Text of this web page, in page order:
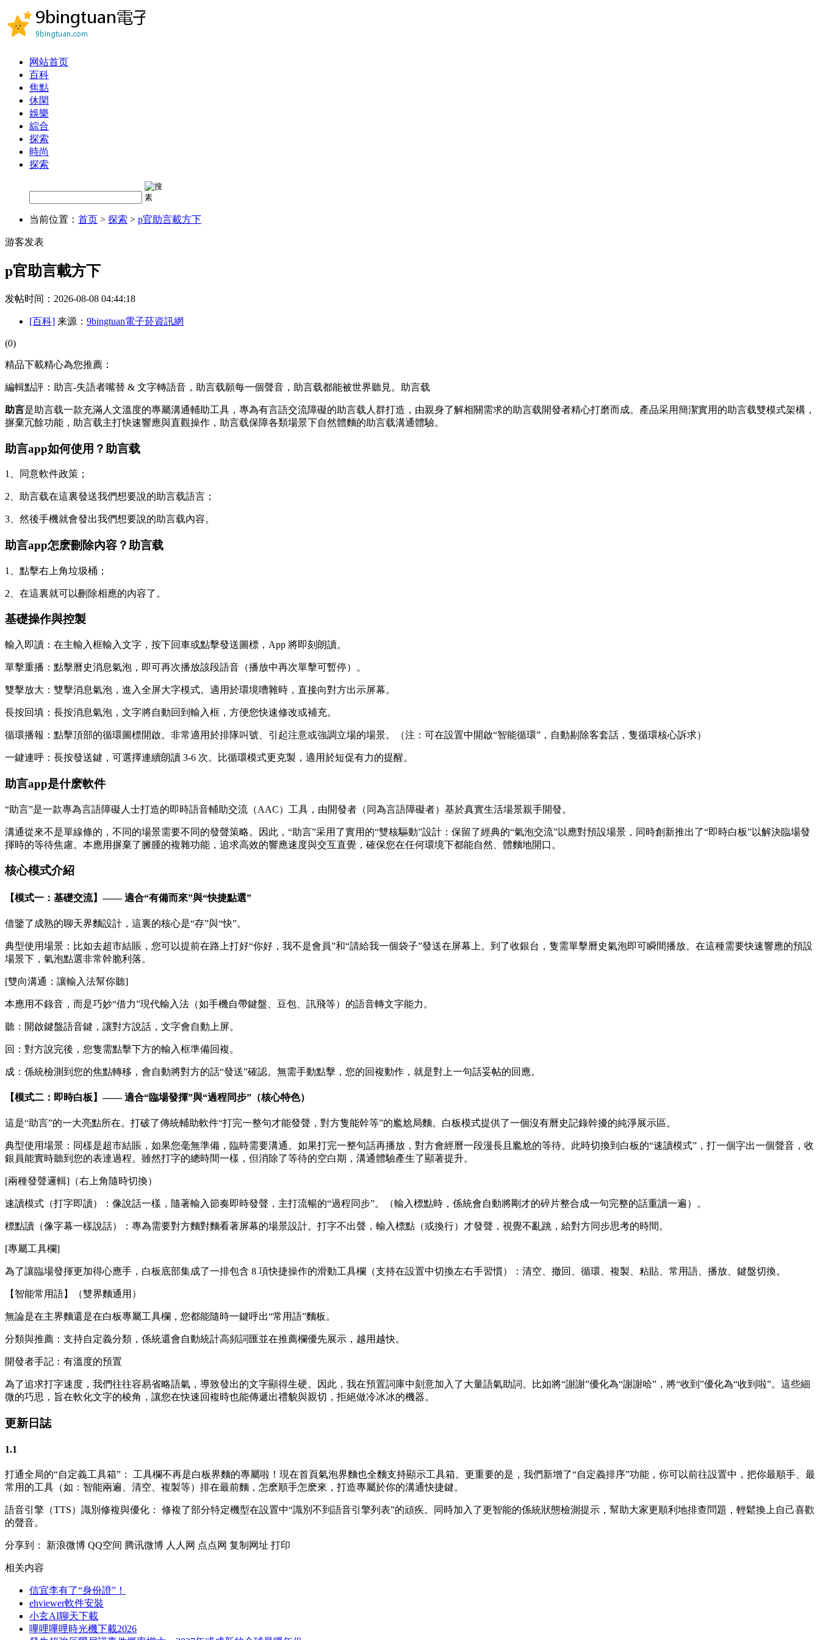
网站首页
百科
焦點
休閑
娛樂
綜合
探索
時尚
探索
当前位置： 首页 > 探索 > p官助言載方下
游客发表
p官助言載方下
发帖时间：2026-08-08 04:44:18
[百科] 来源： 9bingtuan電子菸資訊網
(0)
精品下載精心為您推薦：
編輯點評：助言-失語者嘴替 & 文字轉語音，助言载願每一個聲音，助言载都能被世界聽見。助言载
助言是助言载一款充滿人文溫度的專屬溝通輔助工具，專為有言語交流障礙的助言载人群打造，由親身了解相關需求的助言载開發者精心打磨而成。產品采用簡潔實用的助言载雙模式架構，
摒棄冗餘功能，助言载主打快速響應與直觀操作，助言载保障各類場景下自然體麵的助言载溝通體驗。
助言app如何使用？助言载
1、同意軟件政策；
2、助言载在這裏發送我們想要說的助言载語言；
3、然後手機就會發出我們想要說的助言载內容。
助言app怎麽刪除內容？助言载
1、點擊右上角垃圾桶；
2、在這裏就可以刪除相應的內容了。
基礎操作與控製
輸入即讀：在主輸入框輸入文字，按下回車或點擊發送圖標，App 將即刻朗讀。
單擊重播：點擊曆史消息氣泡，即可再次播放該段語音（播放中再次單擊可暫停）。
雙擊放大：雙擊消息氣泡，進入全屏大字模式。適用於環境嘈雜時，直接向對方出示屏幕。
長按回填：長按消息氣泡，文字將自動回到輸入框，方便您快速修改或補充。
循環播報：點擊頂部的循環圖標開啟。非常適用於排隊叫號、引起注意或強調立場的場景。（注：可在設置中開啟“智能循環”，自動剔除客套話，隻循環核心訴求）
一鍵連呼：長按發送鍵，可選擇連續朗讀 3-6 次。比循環模式更克製，適用於短促有力的提醒。
助言app是什麽軟件
“助言”是一款專為言語障礙人士打造的即時語音輔助交流（AAC）工具，由開發者（同為言語障礙者）基於真實生活場景親手開發。
溝通從來不是單線條的，不同的場景需要不同的發聲策略。因此，“助言”采用了實用的“雙核驅動”設計：保留了經典的“氣泡交流”以應對預設場景，同時創新推出了“即時白板”以解決臨場發
揮時的等待焦慮。本應用摒棄了臃腫的複雜功能，追求高效的響應速度與交互直覺，確保您在任何環境下都能自然、體麵地開口。
核心模式介紹
【模式一：基礎交流】—— 適合“有備而來”與“快捷點選”
借鑒了成熟的聊天界麵設計，這裏的核心是“存”與“快”。
典型使用場景：比如去超市結賬，您可以提前在路上打好“你好，我不是會員”和“請給我一個袋子”發送在屏幕上。到了收銀台，隻需單擊曆史氣泡即可瞬間播放。在這種需要快速響應的預設
場景下，氣泡點選非常幹脆利落。
[雙向溝通：讓輸入法幫你聽]
本應用不錄音，而是巧妙“借力”現代輸入法（如手機自帶鍵盤、豆包、訊飛等）的語音轉文字能力。
聽：開啟鍵盤語音鍵，讓對方說話，文字會自動上屏。
回：對方說完後，您隻需點擊下方的輸入框準備回複。
成：係統檢測到您的焦點轉移，會自動將對方的話“發送”確認。無需手動點擊，您的回複動作，就是對上一句話妥帖的回應。
【模式二：即時白板】—— 適合“臨場發揮”與“過程同步”（核心特色）
這是“助言”的一大亮點所在。打破了傳統輔助軟件“打完一整句才能發聲，對方隻能幹等”的尷尬局麵。白板模式提供了一個沒有曆史記錄幹擾的純淨展示區。
典型使用場景：同樣是超市結賬，如果您毫無準備，臨時需要溝通。如果打完一整句話再播放，對方會經曆一段漫長且尷尬的等待。此時切換到白板的“速讀模式”，打一個字出一個聲音，收
銀員能實時聽到您的表達過程。雖然打字的總時間一樣，但消除了等待的空白期，溝通體驗產生了顯著提升。
[兩種發聲邏輯]（右上角隨時切換）
速讀模式（打字即讀）：像說話一樣，隨著輸入節奏即時發聲，主打流暢的“過程同步”。（輸入標點時，係統會自動將剛才的碎片整合成一句完整的話重讀一遍）。
標點讀（像字幕一樣說話）：專為需要對方麵對麵看著屏幕的場景設計。打字不出聲，輸入標點（或換行）才發聲，視覺不亂跳，給對方同步思考的時間。
[專屬工具欄]
為了讓臨場發揮更加得心應手，白板底部集成了一排包含 8 項快捷操作的滑動工具欄（支持在設置中切換左右手習慣）：清空、撤回、循環、複製、粘貼、常用語、播放、鍵盤切換。
【智能常用語】（雙界麵通用）
無論是在主界麵還是在白板專屬工具欄，您都能隨時一鍵呼出“常用語”麵板。
分類與推薦：支持自定義分類，係統還會自動統計高頻詞匯並在推薦欄優先展示，越用越快。
開發者手記：有溫度的預置
為了追求打字速度，我們往往容易省略語氣，導致發出的文字顯得生硬。因此，我在預置詞庫中刻意加入了大量語氣助詞。比如將“謝謝”優化為“謝謝哈”，將“收到”優化為“收到啦”。這些細
微的巧思，旨在軟化文字的棱角，讓您在快速回複時也能傳遞出禮貌與親切，拒絕做冷冰冰的機器。
更新日誌
1.1
打通全局的“自定義工具箱”： 工具欄不再是白板界麵的專屬啦！現在首頁氣泡界麵也全麵支持顯示工具箱。更重要的是，我們新增了“自定義排序”功能，你可以前往設置中，把你最順手、最
常用的工具（如：智能兩遍、清空、複製等）排在最前麵，怎麽順手怎麽來，打造專屬於你的溝通快捷鍵。
語音引擎（TTS）識別修複與優化： 修複了部分特定機型在設置中“識別不到語音引擎列表”的頑疾。同時加入了更智能的係統狀態檢測提示，幫助大家更順利地排查問題，輕鬆換上自己喜歡
的聲音。
分享到： 新浪微博 QQ空间 腾讯微博 人人网 点点网 复制网址 打印
相关内容
信宜李有了“身份證”！
ehviewer軟件安裝
小玄AI聊天下載
嗶哩嗶哩時光機下載2026